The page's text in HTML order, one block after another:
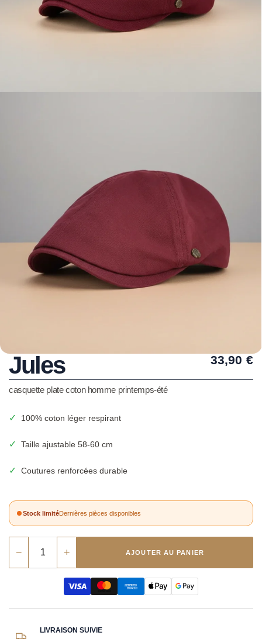
Jules 33,90 €
casquette plate coton homme printemps-été
✓ 100% coton léger respirant
✓ Taille ajustable 58-60 cm
✓ Coutures renforcées durable
Stock limitéDernières pièces disponibles
− + AJOUTER AU PANIER
LIVRAISON SUIVIE